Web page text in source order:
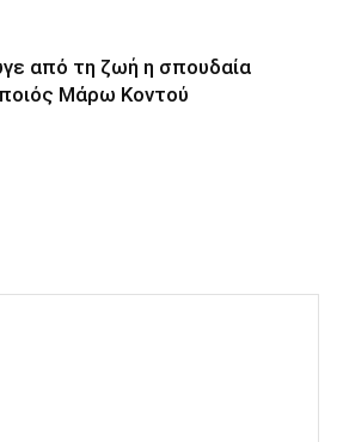
από τη ζωή η σπουδαία
Μάρω Κοντού